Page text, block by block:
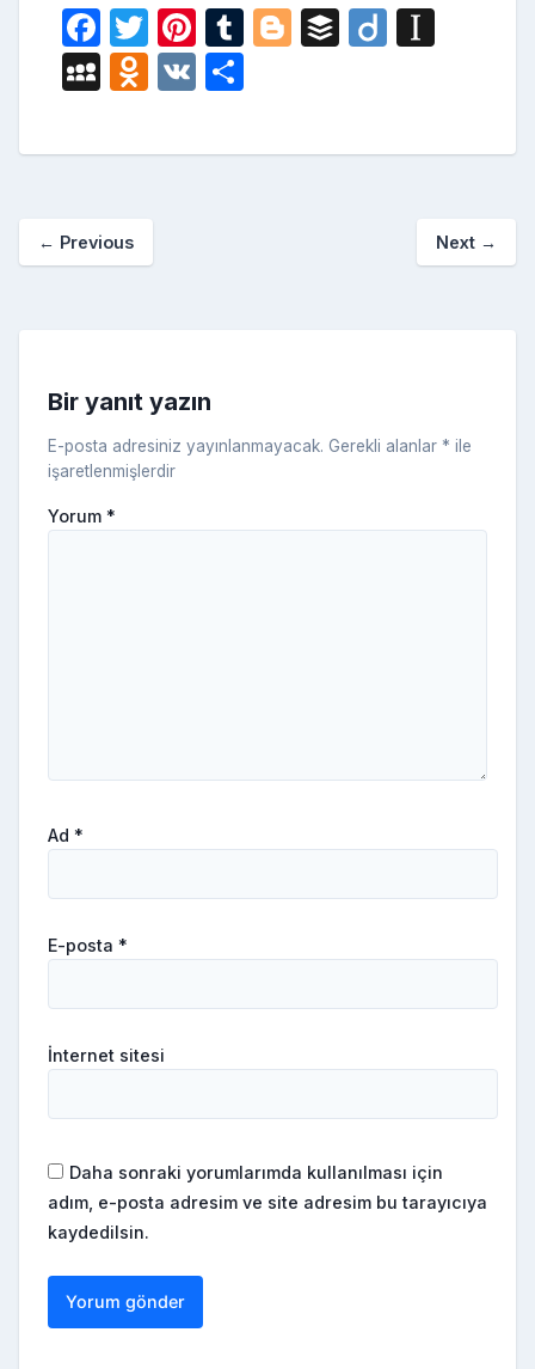
F
a
c
e
o
T
w
itt
er
Pi
nt
er
e
T
bl
Bl
g
B
r
Di
p
er
M
S
a
c
O
n
a
ki
V
ar
← Previous Next →
Bir yanıt yazın
E-posta adresiniz yayınlanmayacak. Gerekli alanlar * ile
işaretlenmişlerdir
Yorum *
Ad *
E-posta *
İnternet sitesi
Daha sonraki yorumlarımda kullanılması için
adım, e-posta adresim ve site adresim bu tarayıcıya
kaydedilsin.